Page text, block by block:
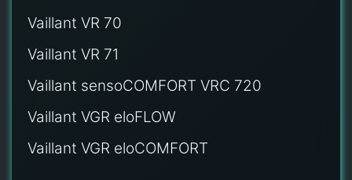
Vaillant VR 70
Vaillant VR 71
Vaillant sensoCOMFORT VRC 720
Vaillant VGR eloFLOW
Vaillant VGR eloCOMFORT